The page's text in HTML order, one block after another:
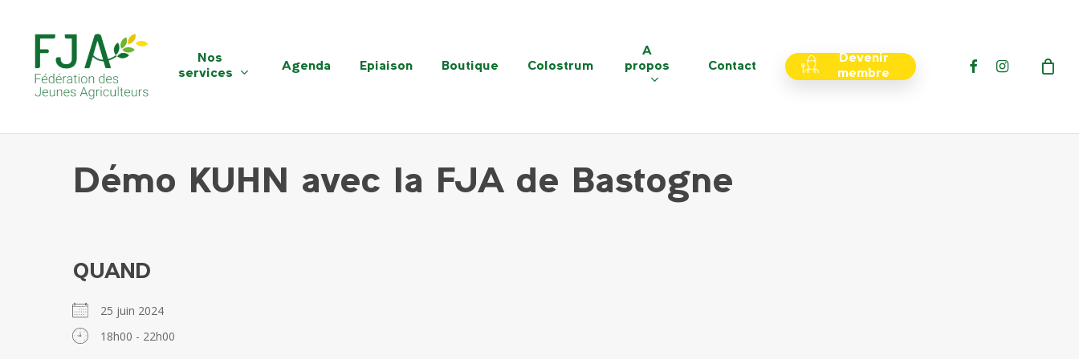
content
Nos
services
Agenda Epiaison Boutique Colostrum
A
propos Contact
Devenir
membre
facebookinstagram
Démo KUHN avec la FJA de Bastogne
QUAND
25 juin 2024
18h00 - 22h00